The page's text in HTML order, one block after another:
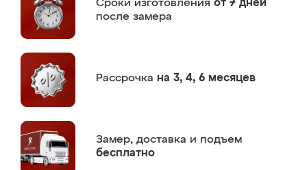
Сроки изготовления от 7 дней
после замера
Рассрочка на 3, 4, 6 месяцев
Замер, доставка и подъем
бесплатно